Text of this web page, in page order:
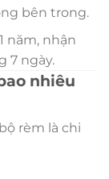
bên trong.
năm, nhận
7 ngày.
nhiêu
rèm là chi